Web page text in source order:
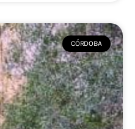
CÓRDOBA